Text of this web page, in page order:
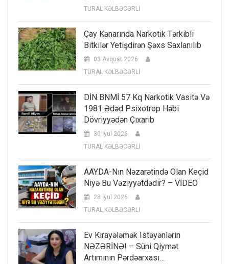
TURAL KƏLBƏCƏRLİ
Çay Kənarında Narkotik Tərkibli
Bitkilər Yetişdirən Şəxs Saxlanılıb
03 Avqust 2026
TURAL KƏLBƏCƏRLİ
DİN BNMİ 57 Kq Narkotik Vasitə Və
1981 Ədəd Psixotrop Həbi
Dövriyyədən Çıxarıb
30 İyul 2026
TURAL KƏLBƏCƏRLİ
AAYDA-Nın Nəzarətində Olan Keçid
Niyə Bu Vəziyyətdədir? – VİDEO
28 İyul 2026
TURAL KƏLBƏCƏRLİ
Ev Kirayələmək Istəyənlərin
NƏZƏRİNƏ! – Süni Qiymət
Artımının Pərdəarxası…